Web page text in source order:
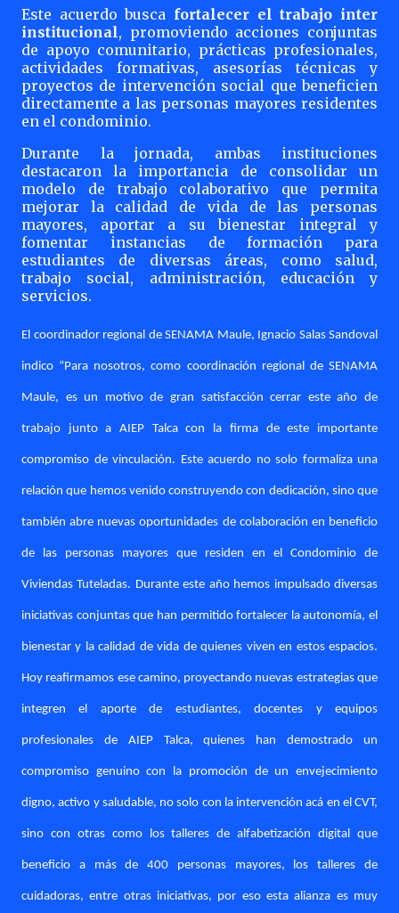
Este acuerdo busca fortalecer el trabajo inter
institucional, promoviendo acciones conjuntas
de apoyo comunitario, prácticas profesionales,
actividades formativas, asesorías técnicas y
proyectos de intervención social que beneficien
directamente a las personas mayores residentes
en el condominio.
Durante la jornada, ambas instituciones
destacaron la importancia de consolidar un
modelo de trabajo colaborativo que permita
mejorar la calidad de vida de las personas
mayores, aportar a su bienestar integral y
fomentar instancias de formación para
estudiantes de diversas áreas, como salud,
trabajo social, administración, educación y
servicios.
El coordinador regional de SENAMA Maule, Ignacio Salas Sandoval
indico “Para nosotros, como coordinación regional de SENAMA
Maule, es un motivo de gran satisfacción cerrar este año de
trabajo junto a AIEP Talca con la firma de este importante
compromiso de vinculación. Este acuerdo no solo formaliza una
relación que hemos venido construyendo con dedicación, sino que
también abre nuevas oportunidades de colaboración en beneficio
de las personas mayores que residen en el Condominio de
Viviendas Tuteladas. Durante este año hemos impulsado diversas
iniciativas conjuntas que han permitido fortalecer la autonomía, el
bienestar y la calidad de vida de quienes viven en estos espacios.
Hoy reafirmamos ese camino, proyectando nuevas estrategias que
integren el aporte de estudiantes, docentes y equipos
profesionales de AIEP Talca, quienes han demostrado un
compromiso genuino con la promoción de un envejecimiento
digno, activo y saludable, no solo con la intervención acá en el CVT,
sino con otras como los talleres de alfabetización digital que
beneficio a más de 400 personas mayores, los talleres de
cuidadoras, entre otras iniciativas, por eso esta alianza es muy